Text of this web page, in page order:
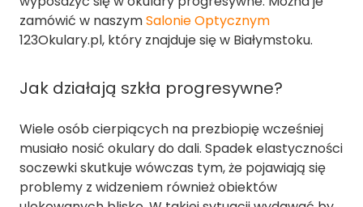
zamówić w naszymSalonie Optycznym
123Okulary.pl, który znajduje się w Białymstoku.
Jak działają szkła progresywne?
Wiele osób cierpiących na prezbiopię wcześniej
musiało nosić okulary do dali. Spadek elastyczności
soczewki skutkuje wówczas tym, że pojawiają się
problemy z widzeniem również obiektów